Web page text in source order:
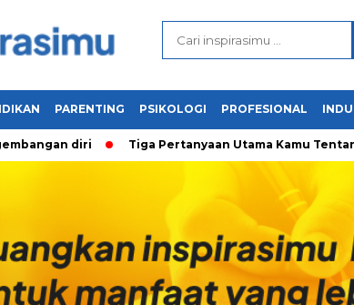
PARENTING PSIKOLOGI PROFESIONAL
diri Tiga Pertanyaan Utama Kamu Tentang